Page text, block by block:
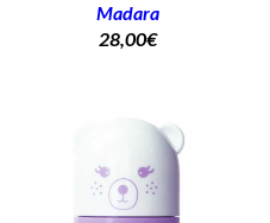
Madara
28,00€